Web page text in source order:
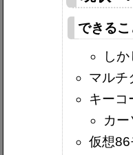
できる
し
マルチ
キーコ
カ
仮想86